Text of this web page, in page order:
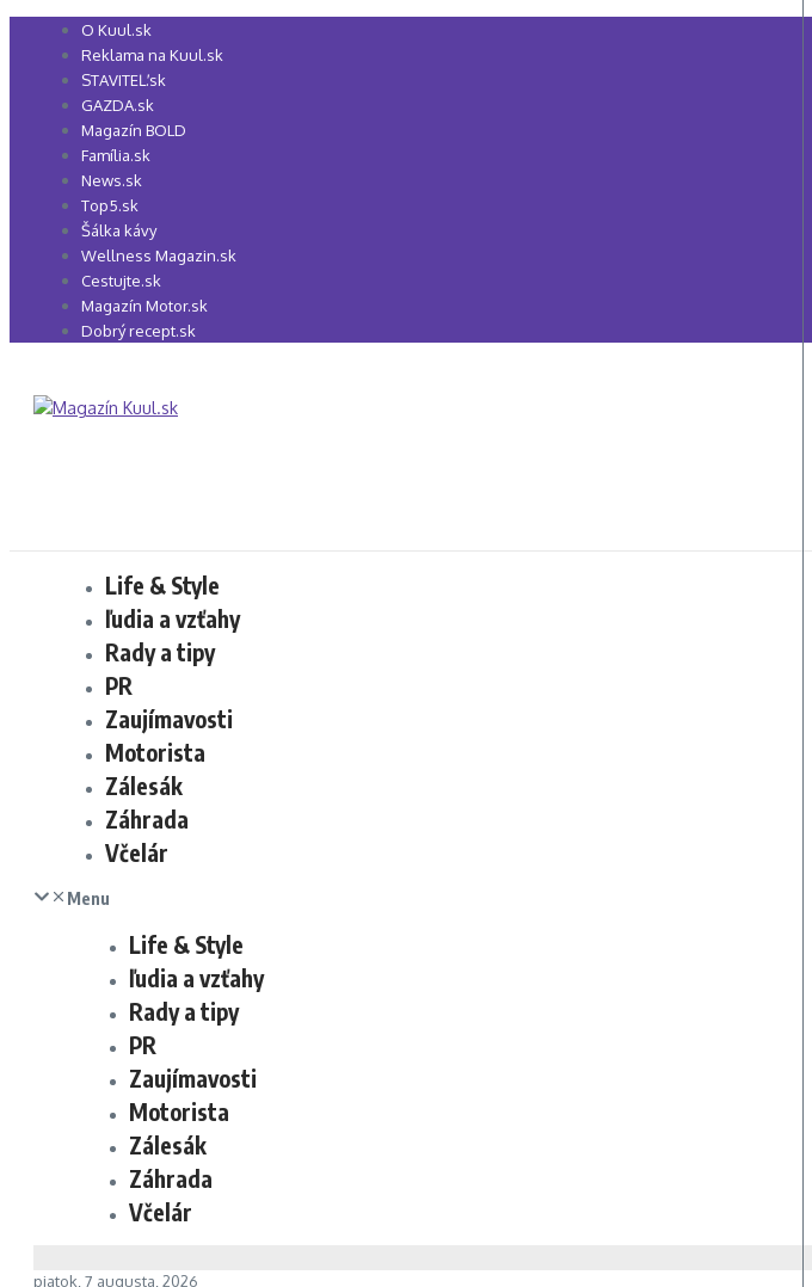
Preskočiť
O Kuul.sk
Reklama na Kuul.sk
STAVITEĽ.sk
GAZDA.sk
Magazín BOLD
Família.sk
News.sk
Top5.sk
Šálka kávy
Wellness Magazin.sk
Cestujte.sk
Magazín Motor.sk
Dobrý recept.sk
Life & Style
ľudia a vzťahy
Rady a tipy
PR
Zaujímavosti
Motorista
Zálesák
Záhrada
Včelár
Menu
Life & Style
ľudia a vzťahy
Rady a tipy
PR
Zaujímavosti
Motorista
Zálesák
Záhrada
Včelár
piatok, 7 augusta, 2026